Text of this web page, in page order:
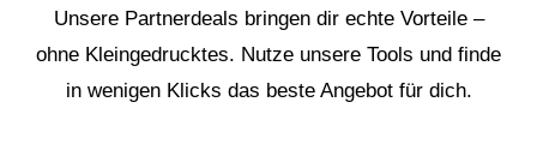
Unsere Partnerdeals bringen dir echte Vorteile –
ohne Kleingedrucktes. Nutze unsere Tools und finde
in wenigen Klicks das beste Angebot für dich.